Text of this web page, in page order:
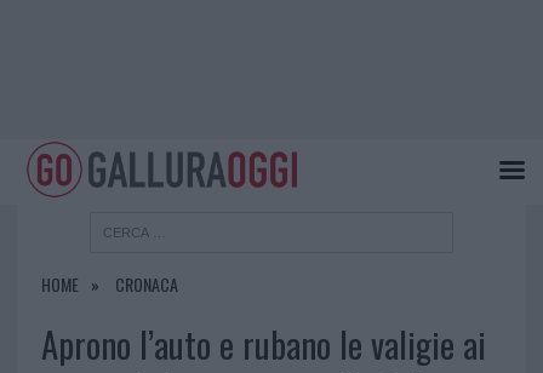
HOME CRONACA
Aprono l’auto e rubano le valigie ai